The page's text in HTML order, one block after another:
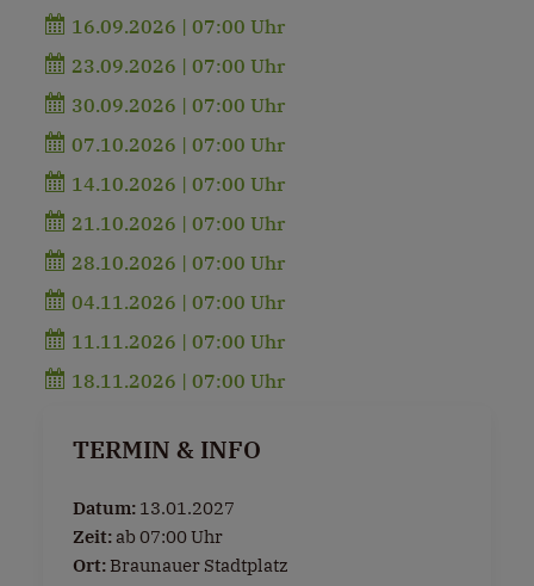
16.09.2026 | 07:00 Uhr
23.09.2026 | 07:00 Uhr
30.09.2026 | 07:00 Uhr
07.10.2026 | 07:00 Uhr
14.10.2026 | 07:00 Uhr
21.10.2026 | 07:00 Uhr
28.10.2026 | 07:00 Uhr
04.11.2026 | 07:00 Uhr
11.11.2026 | 07:00 Uhr
18.11.2026 | 07:00 Uhr
TERMIN & INFO
Datum: 13.01.2027
Zeit: ab 07:00 Uhr
Ort: Braunauer Stadtplatz